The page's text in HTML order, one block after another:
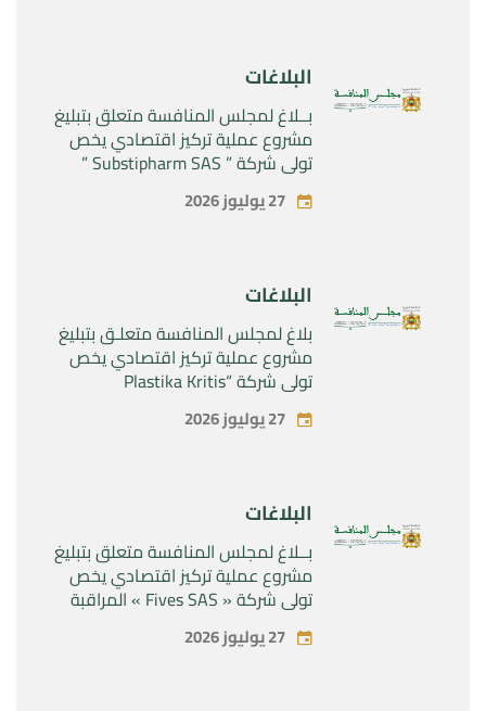
البلاغات
بــلاغ لمجلس المنافسة متعلق بتبليغ
مشروع عملية تركيز اقتصادي يخص
تولي شركة ” Substipharm SAS ”
المراقبة الحصرية للأصول والحقوق
المتعلقة بالمنتجين الصيدلانيين”
27 يوليوز 2026
البلاغات
بلاغ لمجلس المنافسة متعلـق بتبليغ
مشروع عملية تركيز اقتصادي يخص
تولي شركة “Plastika Kritis
SA”المراقبة الحصرية لشركة
“Naturplas Industrial SARL” 27 يوليوز 2026
البلاغات
بــلاغ لمجلس المنافسة متعلق بتبليغ
مشروع عملية تركيز اقتصادي يخص
تولي شركة « Fives SAS » المراقبة
SAS »27 يوليوز 2026